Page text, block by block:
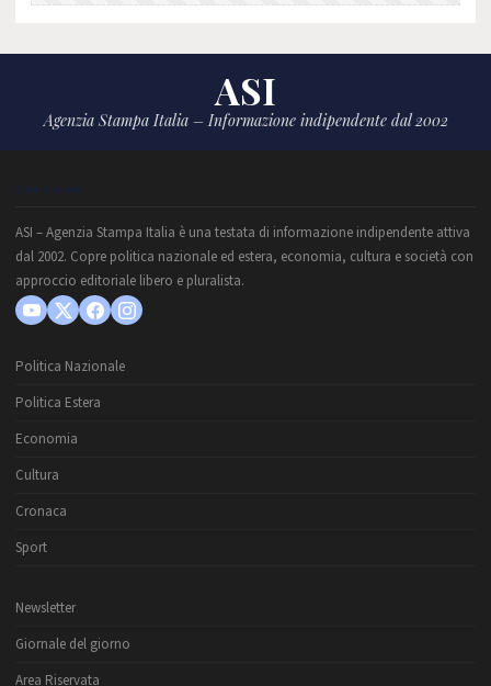
ASI
Agenzia Stampa Italia – Informazione indipendente dal 2002
CHI SIAMO
ASI – Agenzia Stampa Italia è una testata di informazione indipendente attiva
dal 2002. Copre politica nazionale ed estera, economia, cultura e società con
approccio editoriale libero e pluralista.
Politica Nazionale
Politica Estera
Economia
Cultura
Cronaca
Sport
Newsletter
Giornale del giorno
Area Riservata